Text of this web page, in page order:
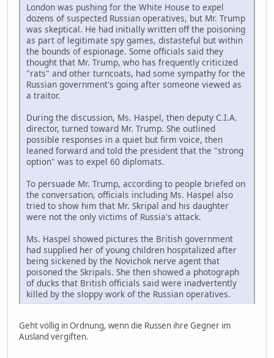
London was pushing for the White House to expel
dozens of suspected Russian operatives, but Mr. Trump
was skeptical. He had initially written off the poisoning
as part of legitimate spy games, distasteful but within
the bounds of espionage. Some officials said they
thought that Mr. Trump, who has frequently criticized
"rats" and other turncoats, had some sympathy for the
Russian government's going after someone viewed as
a traitor.
During the discussion, Ms. Haspel, then deputy C.I.A.
director, turned toward Mr. Trump. She outlined
possible responses in a quiet but firm voice, then
leaned forward and told the president that the "strong
option" was to expel 60 diplomats.
To persuade Mr. Trump, according to people briefed on
the conversation, officials including Ms. Haspel also
tried to show him that Mr. Skripal and his daughter
were not the only victims of Russia's attack.
Ms. Haspel showed pictures the British government
had supplied her of young children hospitalized after
being sickened by the Novichok nerve agent that
poisoned the Skripals. She then showed a photograph
of ducks that British officials said were inadvertently
killed by the sloppy work of the Russian operatives.
Geht völlig in Ordnung, wenn die Russen ihre Gegner im
Ausland vergiften.